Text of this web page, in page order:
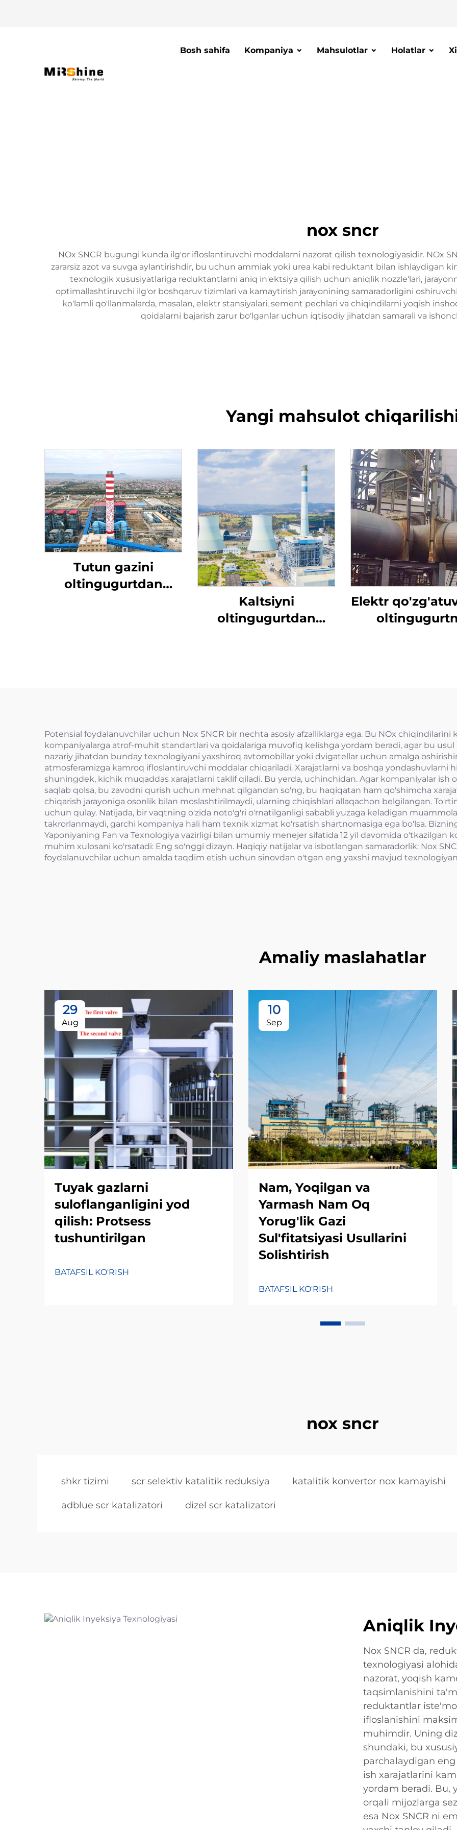
Bosh sahifa Kompaniya Mahsulotlar Holatlar
nox sncr
NOx SNCR bugungi kunda ilg'or ifloslantiruvchi moddalarni nazorat qilish texnologiyasidir. NOx
zararsiz azot va suvga aylantirishdir, bu uchun ammiak yoki urea kabi reduktant bilan ishlaydigan
texnologik xususiyatlariga reduktantlarni aniq in'ektsiya qilish uchun aniqlik nozzle'lari,
optimallashtiruvchi ilg'or boshqaruv tizimlari va kamaytirish jarayonining samaradorligini
ko'lamli qo'llanmalarda, masalan, elektr stansiyalari, sement pechlari va chiqindilarni yoqish
qoidalarni bajarish zarur bo'lganlar uchun iqtisodiy jihatdan samarali va
Yangi mahsulot
Tutun gazini
oltingugurtdan
Kaltsiyni
oltingugurtdan
Elektr
Potensial foydalanuvchilar uchun Nox SNCR bir nechta asosiy afzalliklarga ega. Bu NOx
kompaniyalarga atrof-muhit standartlari va qoidalariga muvofiq kelishga yordam beradi, agar bu
nazariy jihatdan bunday texnologiyani yaxshiroq avtomobillar yoki dvigatellar uchun amalga
atmosferamizga kamroq ifloslantiruvchi moddalar chiqariladi. Xarajatlarni va boshqa yondashuvlarni
shuningdek, kichik muqaddas xarajatlarni taklif qiladi. Bu yerda, uchinchidan. Agar kompaniyalar ish
saqlab qolsa, bu zavodni qurish uchun mehnat qilgandan so'ng, bu haqiqatan ham qo'shimcha
chiqarish jarayoniga osonlik bilan moslashtirilmaydi, ularning chiqishlari allaqachon belgilangan.
uchun qulay. Natijada, bir vaqtning o'zida noto'g'ri o'rnatilganligi sababli yuzaga keladigan
takrorlanmaydi, garchi kompaniya hali ham texnik xizmat ko'rsatish shartnomasiga ega bo'lsa.
Yaponiyaning Fan va Texnologiya vazirligi bilan umumiy menejer sifatida 12 yil davomida o'tkazilgan
muhim xulosani ko'rsatadi: Eng so'nggi dizayn. Haqiqiy natijalar va isbotlangan samaradorlik: Nox
foydalanuvchilar uchun amalda taqdim etish uchun sinovdan o'tgan eng yaxshi mavjud
Amaliy maslahatlar
29
Aug
Tuyak gazlarni
suloflanganligini yod
qilish: Protsess
tushuntirilgan
BATAFSIL KO'RISH
10
Sep
Nam, Yoqilgan va
Yarmash Nam Oq
Yorug'lik Gazi
Sul'fitatsiyasi Usullarini
Solishtirish
BATAFSIL KO'RISH
nox sncr
shkr tizimi scr selektiv katalitik reduksiya katalitik konvertor nox kamayishi
adblue scr katalizatori dizel scr katalizatori
Aniqlik
Nox SNCR da,
texnologiyasi
nazorat, yoqish
taqsimlanishini
reduktantlar
ifloslanishini
muhimdir. Uning
shundaki, bu
parchalaydigan
ish xarajatlarini
yordam beradi. Bu,
orqali mijozlarga
esa Nox SNCR ni